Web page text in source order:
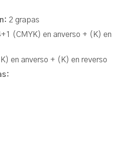
2 grapas
(CMYK) en anverso + (K) en
en anverso + (K) en reverso